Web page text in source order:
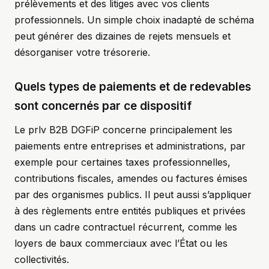
prélèvements et des litiges avec vos clients
professionnels. Un simple choix inadapté de schéma
peut générer des dizaines de rejets mensuels et
désorganiser votre trésorerie.
Quels types de paiements et de redevables
sont concernés par ce dispositif
Le prlv B2B DGFiP concerne principalement les
paiements entre entreprises et administrations, par
exemple pour certaines taxes professionnelles,
contributions fiscales, amendes ou factures émises
par des organismes publics. Il peut aussi s’appliquer
à des règlements entre entités publiques et privées
dans un cadre contractuel récurrent, comme les
loyers de baux commerciaux avec l’État ou les
collectivités.